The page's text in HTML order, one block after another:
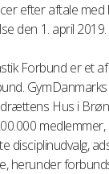
efter aftale med
den 1. april 2019.
Forbund er et
Hus i
disciplinudvalg,
herunder